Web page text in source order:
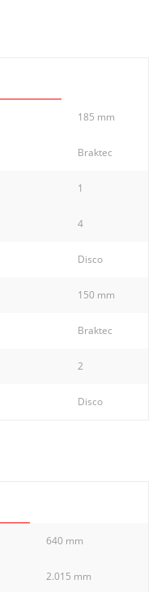
185 mm
Braktec
1
4
Disco
150 mm
Braktec
2
Disco
640 mm
2.015 mm